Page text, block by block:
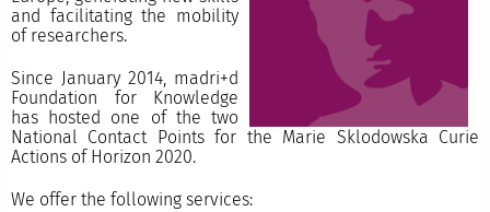
and facilitating the mobility
of researchers.
Since January 2014, madri+d
Foundation for Knowledge
has hosted one of the two
National Contact Points for the Marie Sklodowska Curie
Actions of Horizon 2020.
We offer the following services: